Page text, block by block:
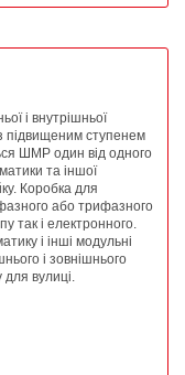
і внутрішньої
підвищеним ступенем
ШМР один від одного
та іншої
Коробка для
або трифазного
так і електронного.
і інші модульні
і зовнішнього
вулиці.